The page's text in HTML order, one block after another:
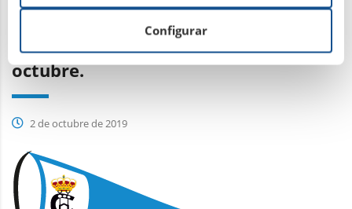
El servido de cafetería del 3 de
octubre.
2 de octubre de 2019
Configurar